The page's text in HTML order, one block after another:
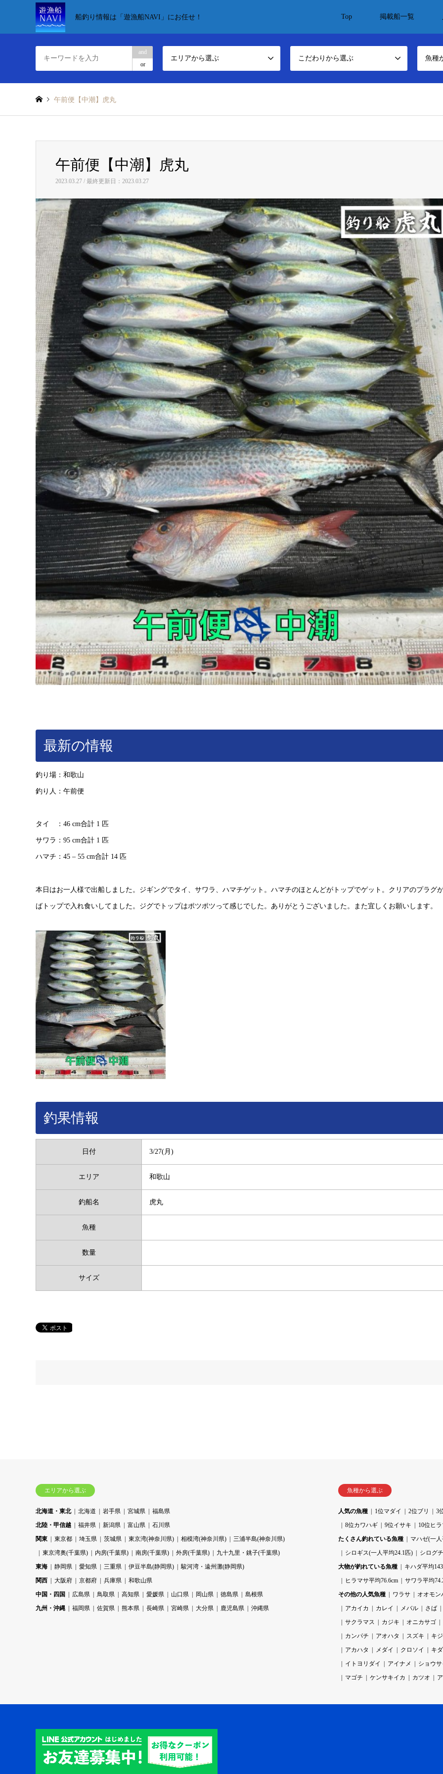
船釣り情報は「遊漁船NAVI」にお任せ！ Top 掲載船一覧
and
or
エリアから選ぶ こだわりから選ぶ 魚種
午前便【中潮】虎丸
午前便【中潮】虎丸
2023.03.27 / 最終更新日：2023.03.27
最新の情報
釣り場：和歌山
釣り人：午前便
タイ ：46 cm合計 1 匹
サワラ：95 cm合計 1 匹
ハマチ：45 – 55 cm合計 14 匹
本日はお一人様で出船しました。ジギングでタイ、サワラ、ハマチゲット。ハマチのほとんどがトップでゲット。クリアのプラグ
ばトップで入れ食いしてました。ジグでトップはポツポツって感じでした。ありがとうございました。また宜しくお願いします。
釣果情報
日付 3/27(月)
エリア 和歌山
釣船名 虎丸
魚種
数量
サイズ
エリアから選ぶ
北海道・東北 北海道 岩手県 宮城県
福島県
北陸・甲信越
福井県 新潟県 富山県
石川県
関東
東京都 埼玉県 茨城県 東京湾(神奈川県) 相模湾(神奈川県)
三浦半島(神奈川県)
東京湾奥(千葉県)
内房(千葉県) 南房(千葉県) 外房(千葉県)
九十九里・銚子(千葉県)
東海
静岡県 愛知県 三重県 伊豆半島(静岡県)
駿河湾・遠州灘(静岡県)
関西
大阪府 京都府 兵庫県
和歌山県
中国・四国
広島県 鳥取県 高知県 愛媛県 山口県 岡山県 徳島県
島根県
九州・沖縄
福岡県 佐賀県 熊本県 長崎県 宮崎県 大分県 鹿児島県 沖縄県
魚種から選ぶ
人気の魚種 1位マダイ 2位ブリ
3
8位カワハギ
9位イサキ
10位ヒ
たくさん釣れている魚種
マハゼ(一
シロギス(一人平均24.1匹)
シログ
大物が釣れている魚種
キハダ平均
ヒラマサ平均76.6cm
サワラ平均
その他の人気魚種
ワラサ
オオモン
アカイカ
カレイ メバル
さば
サクラマス
カジキ
オニカサゴ
カンパチ
アオハタ スズキ
キ
アカハタ
メダイ クロソイ
キ
イトヨリダイ
アイナメ
ショウ
マゴチ
ケンサキイカ カツオ